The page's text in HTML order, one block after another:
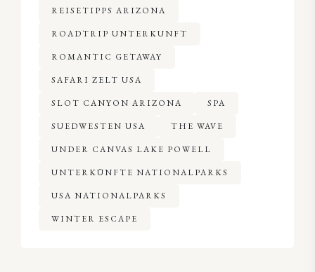
REISETIPPS ARIZONA
ROADTRIP UNTERKUNFT
ROMANTIC GETAWAY
SAFARI ZELT USA
SLOT CANYON ARIZONA SPA
SUEDWESTEN USA THE WAVE
UNDER CANVAS LAKE POWELL
UNTERKÜNFTE NATIONALPARKS
USA NATIONALPARKS
WINTER ESCAPE